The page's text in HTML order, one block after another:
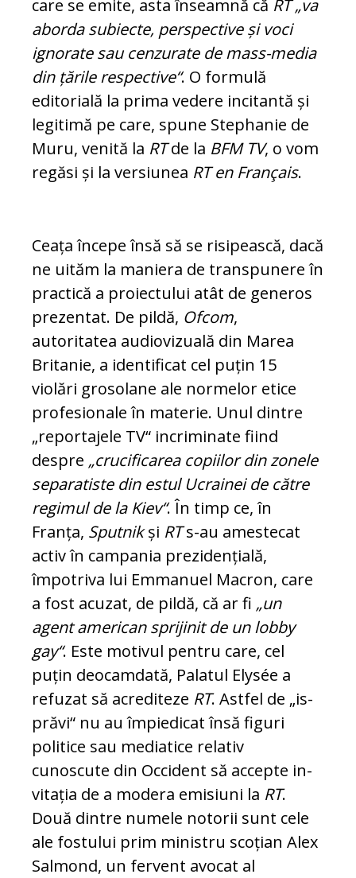
care se emite, asta înseamnă că RT „va
aborda subiecte, perspective și voci
ignorate sau cenzurate de mass-media
din țările respective“. O formulă
editorială la prima vedere incitantă și
legitimă pe care, spune Stephanie de
Mu­ru, venită la RTde la BFM TV, o vom
re­găsi și la versiunea RT en Français.
Ceața începe însă să se risipească, dacă
ne uităm la maniera de transpunere în
prac­ti­că a proiectului atât de generos
prezentat. De pildă, Ofcom,
autoritatea audiovizuală din Marea
Britanie, a identificat cel puțin 15
violări grosolane ale normelor etice
pro­fesionale în materie. Unul dintre
„re­por­tajele TV“ incriminate fiind
despre „cru­ci­ficarea copiilor din zonele
separatiste din estul Ucrainei de către
regimul de la Kiev“. În timp ce, în
Franța, Sputnikși RTs-au amestecat
activ în campania pre­zidențială,
împotriva lui Emmanuel Ma­cron, care
a fost acuzat, de pildă, că ar fi „un
agent american sprijinit de un lobby
gay“. Este motivul pentru care, cel
puțin deocamdată, Palatul Elysée a
refuzat să acrediteze RT. Astfel de „is­
prăvi“ nu au împiedicat însă figuri
politice sau me­diatice relativ
cunoscute din Occident să accepte in­
vitația de a modera emi­si­uni la RT.
Două dintre nu­mele notorii sunt cele
ale fostului prim ministru sco­țian Alex
Salmond, un fervent avocat al